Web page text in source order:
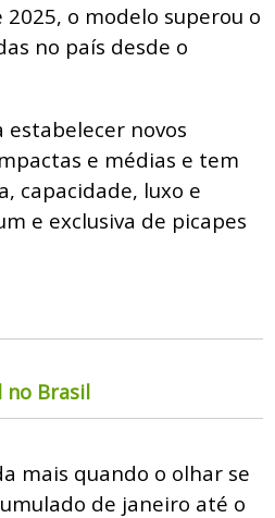
2025, o modelo superou o
no país desde o
estabelecer novos
e médias e tem
capacidade, luxo e
e exclusiva de picapes
no Brasil
mais quando o olhar se
de janeiro até o